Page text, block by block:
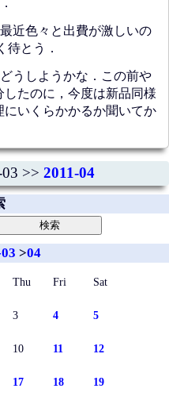
近色々と出費が激しいの
待とう．
うしようかな．この前や
たのに，今度は新品同様
いくらかかるか聞いてか
>> 2011-04
>04
Thu Fri Sat
3 4 5
10 11 12
17 18 19